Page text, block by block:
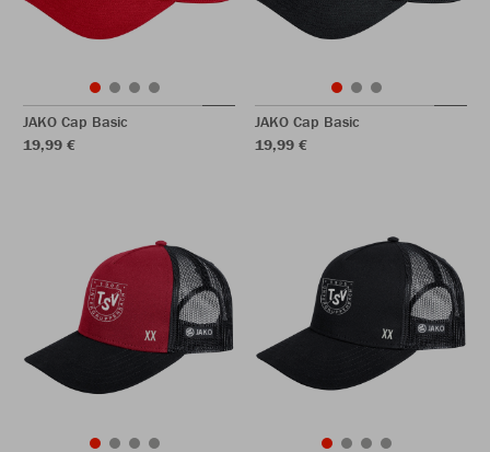
JAKO Cap Basic
19,99 €
JAKO Cap Basic
19,99 €